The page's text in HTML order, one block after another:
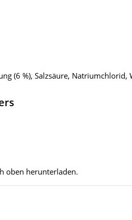
(6 %), Salzsäure, Natriumchlorid,
oben herunterladen.